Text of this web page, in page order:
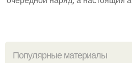
Популярные материалы